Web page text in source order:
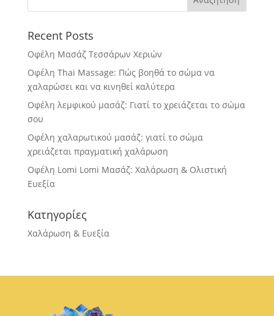
Recent Posts
Οφέλη Μασάζ Τεσσάρων Χεριών
Οφέλη Thai Massage: Πώς βοηθά το σώμα να
χαλαρώσει και να κινηθεί καλύτερα
Οφέλη λεμφικού μασάζ: Γιατί το χρειάζεται το σώμα
σου
Οφέλη χαλαρωτικού μασάζ: γιατί το σώμα
χρειάζεται πραγματική χαλάρωση
Οφέλη Lomi Lomi Μασάζ: Χαλάρωση & Ολιστική
Ευεξία
Κατηγορίες
Χαλάρωση & Ευεξία